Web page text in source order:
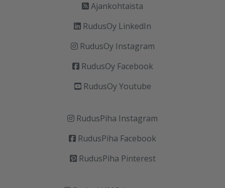
Ajankohtaista
RudusOy LinkedIn
RudusOy Instagram
RudusOy Facebook
RudusOy Youtube
RudusPiha Instagram
RudusPiha Facebook
RudusPiha Pinterest